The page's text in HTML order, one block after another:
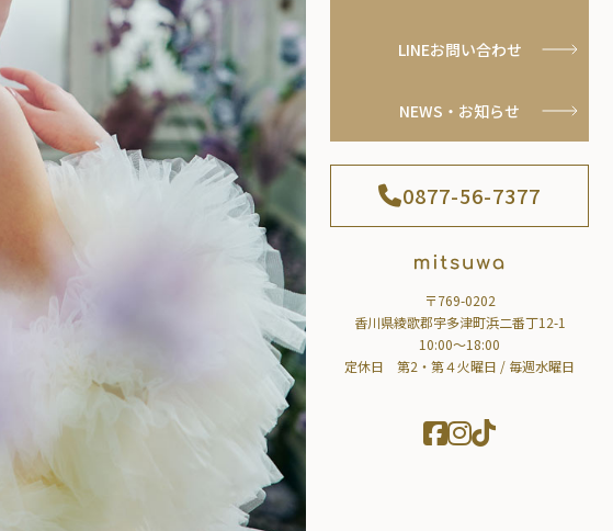
LINEお問い合わせ
NEWS・お知らせ
0877-56-7377
〒769-0202
香川県綾歌郡宇多津町浜二番丁12-1
10:00～18:00
定休日 第2・第４火曜日 / 毎週水曜日